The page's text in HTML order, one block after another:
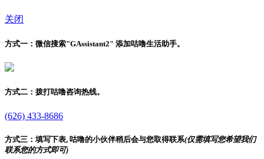
关闭
方式一： 微信搜索"GAssistant2" 添加咕噜生活助手。
方式二： 拨打咕噜咨询热线。
(626) 433-8686
方式三： 填写下表, 咕噜的小伙伴稍后会与您取得联系(仅需填写您希望我们
联系您的方式即可)